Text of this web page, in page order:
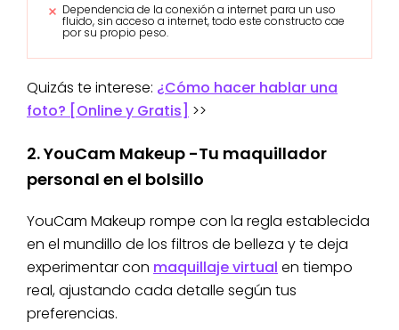
Dependencia de la conexión a internet para un uso
fluido, sin acceso a internet, todo este constructo cae
por su propio peso.
Quizás te interese: ¿Cómo hacer hablar una
foto? [Online y Gratis] >>
2. YouCam Makeup -Tu maquillador
personal en el bolsillo
YouCam Makeup rompe con la regla establecida
en el mundillo de los filtros de belleza y te deja
experimentar con maquillaje virtual en tiempo
real, ajustando cada detalle según tus
preferencias.